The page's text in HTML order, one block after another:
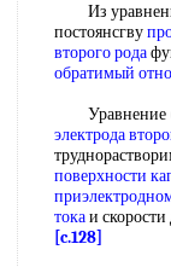
Из
постоянсгву
второго рода
обратимый
Уравнение
электрода
поверхности
токаи
[c.128]